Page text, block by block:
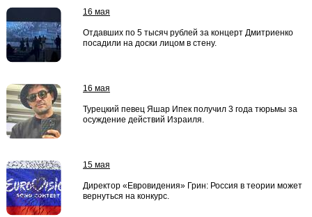
16 мая
Отдавших по 5 тысяч рублей за концерт Дмитриенко
посадили на доски лицом в стену.
16 мая
Турецкий певец Яшар Ипек получил 3 года тюрьмы за
осуждение действий Израиля.
15 мая
Директор «Евровидения» Грин: Россия в теории может
вернуться на конкурс.